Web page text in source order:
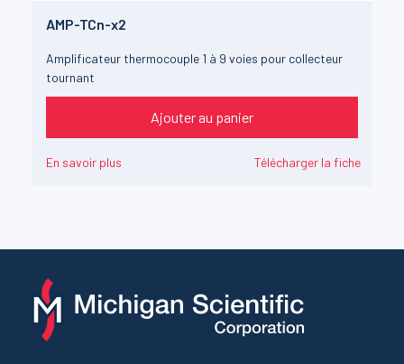
AMP-TCn-x2
Amplificateur thermocouple 1 à 9 voies pour collecteur
tournant
Ajouter au panier
En savoir plus Télécharger la fiche